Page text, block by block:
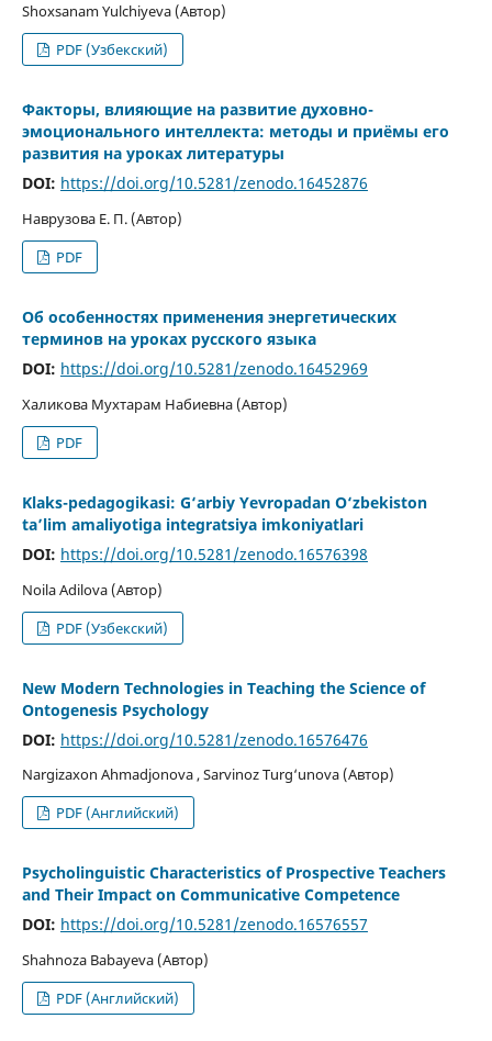
Shoxsanam Yulchiyeva (Автор)
PDF (Узбекский)
Факторы, влияющие на развитие духовно-
эмоционального интеллекта: методы и приёмы его
развития на уроках литературы
DOI: https://doi.org/10.5281/zenodo.16452876
Наврузова Е. П. (Автор)
PDF
Об особенностях применения энергетических
терминов на уроках русского языка
DOI: https://doi.org/10.5281/zenodo.16452969
Халикова Мухтарам Набиевна (Автор)
PDF
Klaks-pedagogikasi: G‘arbiy Yevropadan O‘zbekiston
ta’lim amaliyotiga integratsiya imkoniyatlari
DOI: https://doi.org/10.5281/zenodo.16576398
Noila Adilova (Автор)
PDF (Узбекский)
New Modern Technologies in Teaching the Science of
Ontogenesis Psychology
DOI: https://doi.org/10.5281/zenodo.16576476
Nargizaxon Ahmadjonova , Sarvinoz Turg‘unova (Автор)
PDF (Английский)
Psycholinguistic Characteristics of Prospective Teachers
and Their Impact on Communicative Competence
DOI: https://doi.org/10.5281/zenodo.16576557
Shahnoza Babayeva (Автор)
PDF (Английский)